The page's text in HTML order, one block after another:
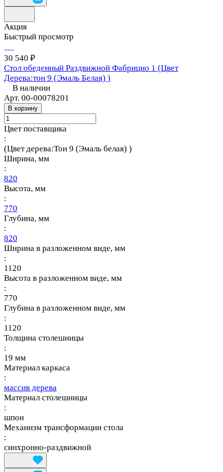
Акция
Быстрый просмотр
30 540 ₽
Стол обеденный Раздвижной Фабрицио 1 (Цвет
Дерева:тон 9 (Эмаль Белая) )
В наличии
Арт. 00-00078201
В корзину
Цвет поставщика
:
(Цвет дерева:Тон 9 (Эмаль белая) )
Ширина, мм
:
820
Высота, мм
:
770
Глубина, мм
:
820
Ширина в разложенном виде, мм
:
1120
Высота в разложенном виде, мм
:
770
Глубина в разложенном виде, мм
:
1120
Толщина столешницы
:
19 мм
Материал каркаса
:
массив дерева
Материал столешницы
:
шпон
Механизм трансформации стола
:
синхронно-раздвижной